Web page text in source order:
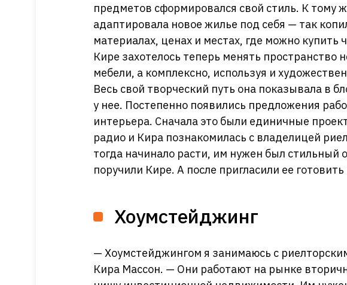
предметов сформировался свой стиль. К тому
адаптировала новое жилье под себя — так
материалах, ценах и местах, где можно купить
Кире захотелось теперь менять пространство
мебели, а комплексно, используя и
Весь свой творческий путь она показывала в
у нее. Постепенно появились предложения
интерьера. Сначала это были единичные
радио и Кира познакомилась с владелицей
тогда начинало расти, им нужен был стильный
поручили Кире. А после пригласили ее
Хоумстейджинг
— Хоумстейджингом я занимаюсь с
Кира Массон. — Они работают на рынке